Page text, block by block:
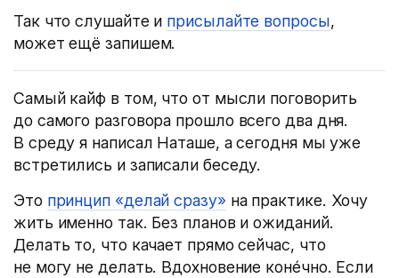
Так что слушайте и присылайте вопросы,
может ещё запишем.
Самый кайф в том, что от мысли поговорить
до самого разговора прошло всего два дня.
В среду я написал Наташе, а сегодня мы уже
встретились и записали беседу.
Это принцип «делай сразу» на практике. Хочу
жить именно так. Без планов и ожиданий.
Делать то, что качает прямо сейчас, что
не могу не делать. Вдохновение коне́чно. Если